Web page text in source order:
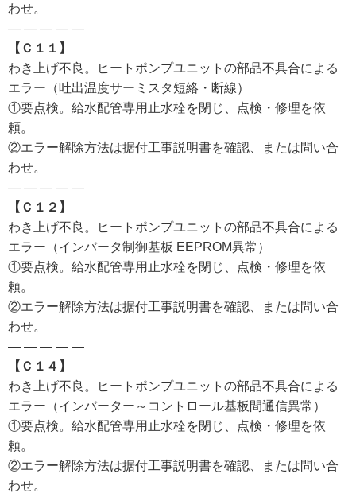
わせ。
— — — — —
【Ｃ１１】
わき上げ不良。ヒートポンプユニットの部品不具合による
エラー（吐出温度サーミスタ短絡・断線）
①要点検。給水配管専用止水栓を閉じ、点検・修理を依
頼。
②エラー解除方法は据付工事説明書を確認、または問い合
わせ。
— — — — —
【Ｃ１２】
わき上げ不良。ヒートポンプユニットの部品不具合による
エラー（インバータ制御基板 EEPROM異常）
①要点検。給水配管専用止水栓を閉じ、点検・修理を依
頼。
②エラー解除方法は据付工事説明書を確認、または問い合
わせ。
— — — — —
【Ｃ１４】
わき上げ不良。ヒートポンプユニットの部品不具合による
エラー（インバーター～コントロール基板間通信異常）
①要点検。給水配管専用止水栓を閉じ、点検・修理を依
頼。
②エラー解除方法は据付工事説明書を確認、または問い合
わせ。